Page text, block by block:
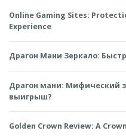
Online Gaming Sites:
Experience
Драгон Мани Зеркало:
Драгон мани: Мифический
выигрыш?
Golden Crown Review: A